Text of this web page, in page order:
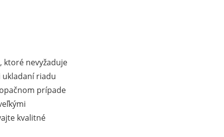
ktoré nevyžaduje
ukladaní riadu
prípade
kvalitné